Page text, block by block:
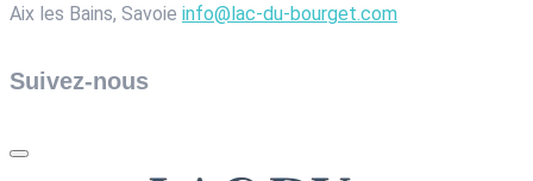
Aix les Bains, Savoie info@lac-du-bourget.com
Suivez-nous